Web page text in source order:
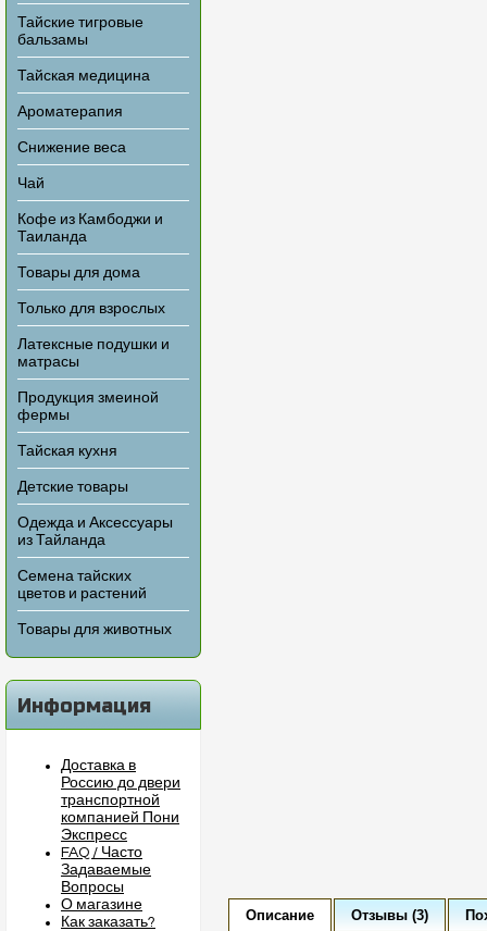
Тайские тигровые
бальзамы
Тайская медицина
Ароматерапия
Снижение веса
Чай
Кофе из Камбоджи и
Таиланда
Товары для дома
Только для взрослых
Латексные подушки и
матрасы
Продукция змеиной
фермы
Тайская кухня
Детские товары
Одежда и Аксессуары
из Тайланда
Семена тайских
цветов и растений
Товары для животных
Информация
Доставка в
Россию до двери
транспортной
компанией Пони
Экспресс
FAQ / Часто
Задаваемые
Вопросы
О магазине
Как заказать?
Описание Отзывы (3)